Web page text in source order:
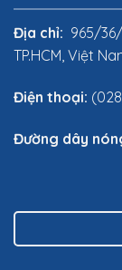
Địa chỉ: 965/
TP.HCM, Việt
Điện thoại:
Đường dây